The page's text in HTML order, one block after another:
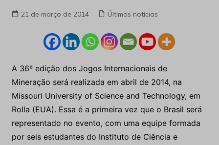
21 de março de 2014 Últimas notícias
A 36º edição dos Jogos Internacionais de
Mineração será realizada em abril de 2014, na
Missouri University of Science and Technology, em
Rolla (EUA). Essa é a primeira vez que o Brasil será
representado no evento, com uma equipe formada
por seis estudantes do Instituto de Ciência e